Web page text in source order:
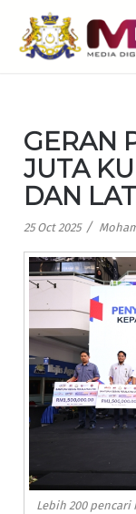
GERAN
JUTA
DAN
25 Oct 2025 /
Lebih 200